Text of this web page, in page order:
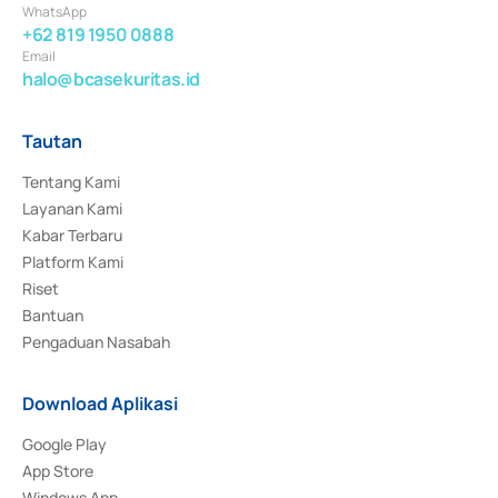
WhatsApp
+62 819 1950 0888
Email
halo@bcasekuritas.id
Tautan
Tentang Kami
Layanan Kami
Kabar Terbaru
Platform Kami
Riset
Bantuan
Pengaduan Nasabah
Download Aplikasi
Google Play
App Store